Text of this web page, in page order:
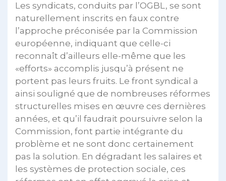
Les syndicats, conduits par l’OGBL, se sont
naturellement inscrits en faux contre
l’approche préconisée par la Commission
européenne, indiquant que celle-ci
reconnaît d’ailleurs elle-même que les
«efforts» accomplis jusqu’à présent ne
portent pas leurs fruits. Le front syndical a
ainsi souligné que de nombreuses réformes
structurelles mises en œuvre ces dernières
années, et qu’il faudrait poursuivre selon la
Commission, font partie intégrante du
problème et ne sont donc certainement
pas la solution. En dégradant les salaires et
les systèmes de protection sociale, ces